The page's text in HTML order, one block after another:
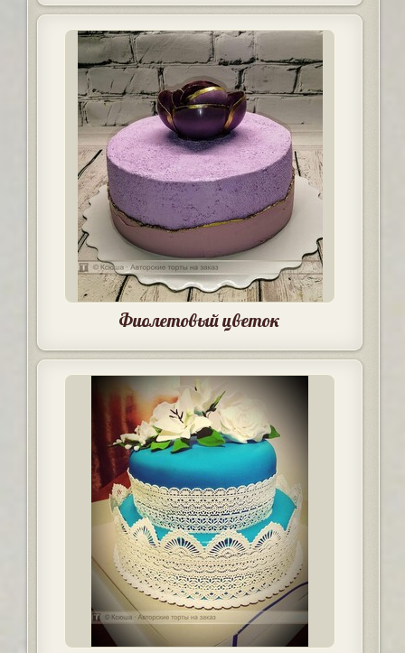
Фиолетовый цветок